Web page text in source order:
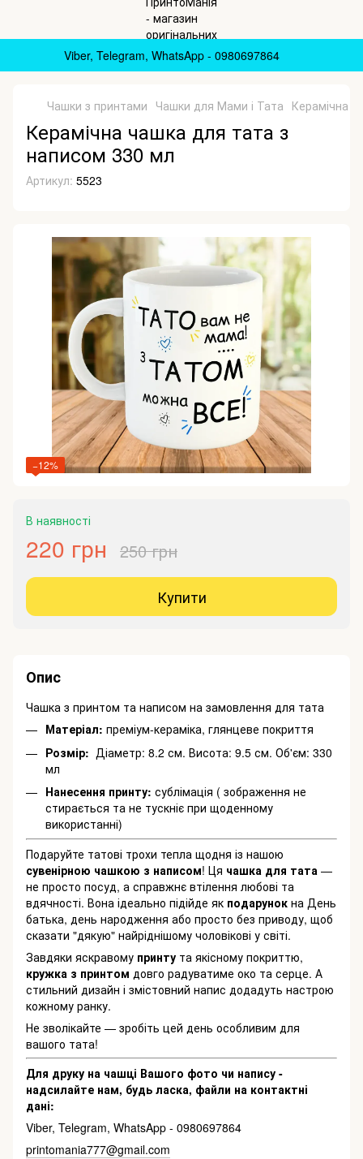
Viber, Telegram, WhatsApp - 0980697864
Чашки з принтами Чашки для Мами і Тата Керамічна
Керамічна чашка для тата з
написом 330 мл
Артикул: 5523
−12%
В наявності
220 грн 250 грн
Купити
Опис
Чашка з принтом та написом на замовлення для тата
Матеріал: преміум-кераміка, глянцеве покриття
Розмір: Діаметр: 8.2 см. Висота: 9.5 см. Об'єм: 330
мл
Нанесення принту: сублімація ( зображення не
стирається та не тускніє при щоденному
використанні)
Подаруйте татові трохи тепла щодня із нашою
сувенірною чашкою з написом! Ця чашка для тата —
не просто посуд, а справжнє втілення любові та
вдячності. Вона ідеально підійде як подарунок на День
батька, день народження або просто без приводу, щоб
сказати "дякую" найріднішому чоловікові у світі.
Завдяки яскравому принту та якісному покриттю,
кружка з принтом довго радуватиме око та серце. А
стильний дизайн і змістовний напис додадуть настрою
кожному ранку.
Не зволікайте — зробіть цей день особливим для
вашого тата!
Для друку на чашці Вашого фото чи напису -
надсилайте нам, будь ласка, файли на контактні
дані:
Viber, Telegram, WhatsApp - 0980697864
printomania777@gmail.com